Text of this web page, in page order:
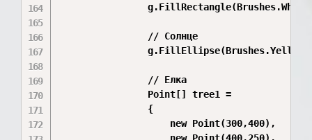
                // Солнце
                // Елка
                Point[] tree1 =
                {
                    new Point(300,400),